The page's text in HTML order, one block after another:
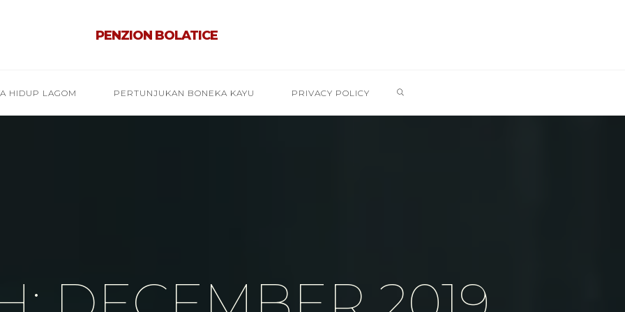
PENZION BOLATICE
HIDUP LAGOM PERTUNJUKAN BONEKA KAYU PRIVACY POLICY